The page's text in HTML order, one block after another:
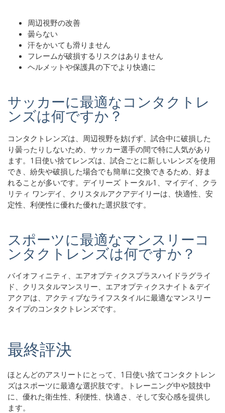
周辺視野の改善
曇らない
汗をかいても滑りません
フレームが破損するリスクはありません
ヘルメットや保護具の下でより快適に
サッカーに最適なコンタクトレ
ンズは何ですか？
コンタクトレンズは、周辺視野を妨げず、試合中に破損した
り曇ったりしないため、サッカー選手の間で特に人気があり
ます。1日使い捨てレンズは、試合ごとに新しいレンズを使用
でき、紛失や破損した場合でも簡単に交換できるため、好ま
れることが多いです。デイリーズ トータル1、マイデイ、クラ
リティ ワンデイ、クリスタルアクアデイリーは、快適性、安
定性、利便性に優れた優れた選択肢です。
スポーツに最適なマンスリーコ
ンタクトレンズは何ですか？
バイオフィニティ、エアオプティクスプラスハイドラグライ
ド、クリスタルマンスリー、エアオプティクスナイト＆デイ
アクアは、アクティブなライフスタイルに最適なマンスリー
タイプのコンタクトレンズです。
最終評決
ほとんどのアスリートにとって、1日使い捨てコンタクトレン
ズはスポーツに最適な選択肢です。トレーニング中や競技中
に、優れた衛生性、利便性、快適さ、そして安心感を提供し
ます。